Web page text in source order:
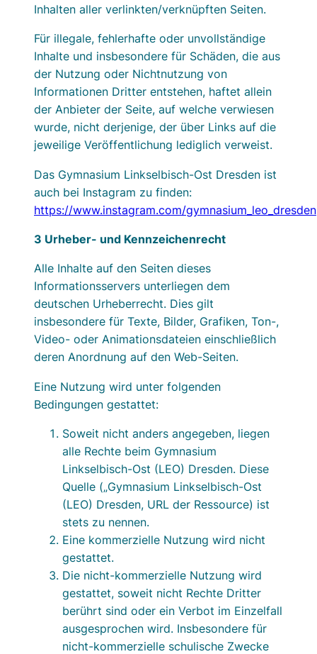
Inhalten aller verlinkten/verknüpften Seiten.
Für illegale, fehlerhafte oder unvollständige
Inhalte und insbesondere für Schäden, die aus
der Nutzung oder Nichtnutzung von
Informationen Dritter entstehen, haftet allein
der Anbieter der Seite, auf welche verwiesen
wurde, nicht derjenige, der über Links auf die
jeweilige Veröffentlichung lediglich verweist.
Das Gymnasium Linkselbisch-Ost Dresden ist
auch bei Instagram zu finden:
https://www.instagram.com/gymnasium_leo_dresden
3 Urheber- und Kennzeichenrecht
Alle Inhalte auf den Seiten dieses
Informationsservers unterliegen dem
deutschen Urheberrecht. Dies gilt
insbesondere für Texte, Bilder, Grafiken, Ton-,
Video- oder Animationsdateien einschließlich
deren Anordnung auf den Web-Seiten.
Eine Nutzung wird unter folgenden
Bedingungen gestattet:
Soweit nicht anders angegeben, liegen
alle Rechte beim Gymnasium
Linkselbisch-Ost (LEO) Dresden. Diese
Quelle („Gymnasium Linkselbisch-Ost
(LEO) Dresden, URL der Ressource) ist
stets zu nennen.
Eine kommerzielle Nutzung wird nicht
gestattet.
Die nicht-kommerzielle Nutzung wird
gestattet, soweit nicht Rechte Dritter
berührt sind oder ein Verbot im Einzelfall
ausgesprochen wird. Insbesondere für
nicht-kommerzielle schulische Zwecke